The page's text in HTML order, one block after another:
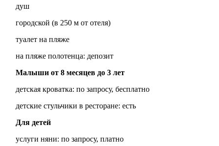
душ
городской (в 250 м от отеля)
туалет на пляже
на пляже полотенца: депозит
Малыши от 8 месяцев до 3 лет
детская кроватка: по запросу, бесплатно
детские стульчики в ресторане: есть
Для детей
услуги няни: по запросу, платно